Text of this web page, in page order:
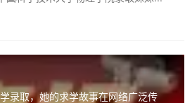
，心理压力更大。
，孩子越放松。
录取，她的求学故事在网络广泛传